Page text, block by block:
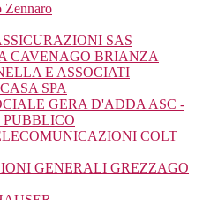
Zennaro
SAS
CAVENAGO BRIANZA
E ASSOCIATI
SPA
GERA D'ADDA ASC -
PUBBLICO
COLT
GENERALI GREZZAGO